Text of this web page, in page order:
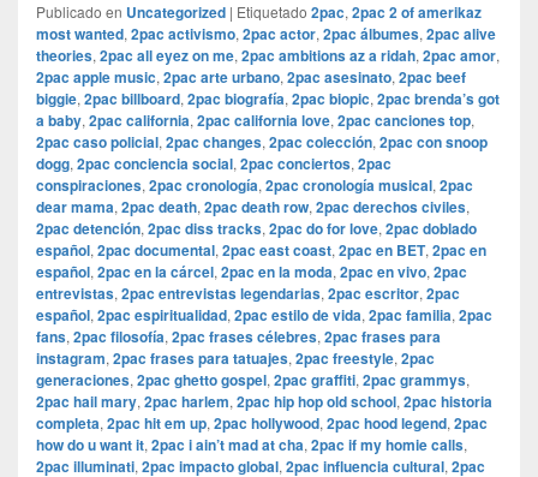
Publicado en Uncategorized | Etiquetado 2pac, 2pac 2 of amerikaz
most wanted, 2pac activismo, 2pac actor, 2pac álbumes, 2pac alive
theories, 2pac all eyez on me, 2pac ambitions az a ridah, 2pac amor,
2pac apple music, 2pac arte urbano, 2pac asesinato, 2pac beef
biggie, 2pac billboard, 2pac biografía, 2pac biopic, 2pac brenda’s got
a baby, 2pac california, 2pac california love, 2pac canciones top,
2pac caso policial, 2pac changes, 2pac colección, 2pac con snoop
dogg, 2pac conciencia social, 2pac conciertos, 2pac
conspiraciones, 2pac cronología, 2pac cronología musical, 2pac
dear mama, 2pac death, 2pac death row, 2pac derechos civiles,
2pac detención, 2pac diss tracks, 2pac do for love, 2pac doblado
español, 2pac documental, 2pac east coast, 2pac en BET, 2pac en
español, 2pac en la cárcel, 2pac en la moda, 2pac en vivo, 2pac
entrevistas, 2pac entrevistas legendarias, 2pac escritor, 2pac
español, 2pac espiritualidad, 2pac estilo de vida, 2pac familia, 2pac
fans, 2pac filosofía, 2pac frases célebres, 2pac frases para
instagram, 2pac frases para tatuajes, 2pac freestyle, 2pac
generaciones, 2pac ghetto gospel, 2pac graffiti, 2pac grammys,
2pac hail mary, 2pac harlem, 2pac hip hop old school, 2pac historia
completa, 2pac hit em up, 2pac hollywood, 2pac hood legend, 2pac
how do u want it, 2pac i ain’t mad at cha, 2pac if my homie calls,
2pac illuminati, 2pac impacto global, 2pac influencia cultural, 2pac